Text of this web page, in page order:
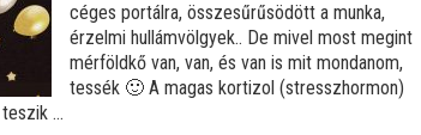
céges portálra, összesűrűsödött a munka,
érzelmi hullámvölgyek.. De mivel most megint
mérföldkő van, van, és van is mit mondanom,
tessék 🙂 A magas kortizol (stresszhormon)
...